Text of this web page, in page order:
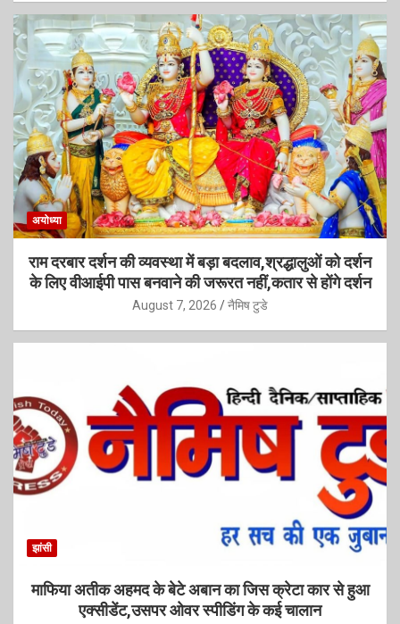
अयोध्या
राम दरबार दर्शन की व्यवस्था में बड़ा बदलाव,श्रद्धालुओं को दर्शन
के लिए वीआईपी पास बनवाने की जरूरत नहीं,कतार से होंगे दर्शन
August 7, 2026 नैमिष टुडे
झांसी
माफिया अतीक अहमद के बेटे अबान का जिस क्रेटा कार से हुआ
एक्सीडेंट,उसपर ओवर स्पीडिंग के कई चालान